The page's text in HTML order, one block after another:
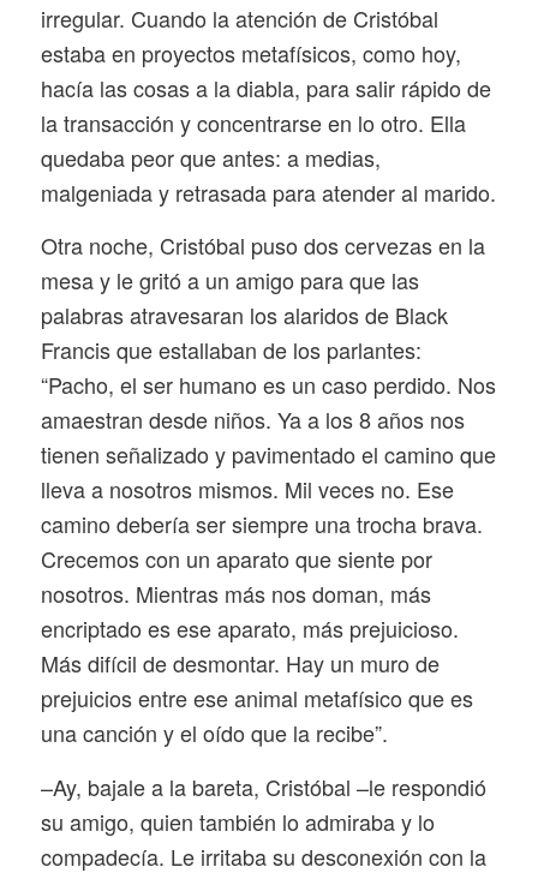
irregular. Cuando la atención de Cristóbal
estaba en proyectos metafísicos, como hoy,
hacía las cosas a la diabla, para salir rápido de
la transacción y concentrarse en lo otro. Ella
quedaba peor que antes: a medias,
malgeniada y retrasada para atender al marido.
Otra noche, Cristóbal puso dos cervezas en la
mesa y le gritó a un amigo para que las
palabras atravesaran los alaridos de Black
Francis que estallaban de los parlantes:
“Pacho, el ser humano es un caso perdido. Nos
amaestran desde niños. Ya a los 8 años nos
tienen señalizado y pavimentado el camino que
lleva a nosotros mismos. Mil veces no. Ese
camino debería ser siempre una trocha brava.
Crecemos con un aparato que siente por
nosotros. Mientras más nos doman, más
encriptado es ese aparato, más prejuicioso.
Más difícil de desmontar. Hay un muro de
prejuicios entre ese animal metafísico que es
una canción y el oído que la recibe”.
–Ay, bajale a la bareta, Cristóbal –le respondió
su amigo, quien también lo admiraba y lo
compadecía. Le irritaba su desconexión con la